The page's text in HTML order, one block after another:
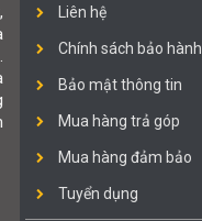
Liên hệ
Chính sách bảo hành
Bảo mật thông tin
Mua hàng trả góp
Mua hàng đảm bảo
Tuyển dụng